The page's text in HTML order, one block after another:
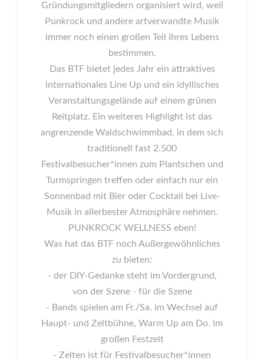
Gründungsmitgliedern organisiert wird, weil
Punkrock und andere artverwandte Musik
immer noch einen großen Teil ihres Lebens
bestimmen.
Das BTF bietet jedes Jahr ein attraktives
internationales Line Up und ein idyllisches
Veranstaltungsgelände auf einem grünen
Reitplatz. Ein weiteres Highlight ist das
angrenzende Waldschwimmbad, in dem sich
traditionell fast 2.500
Festivalbesucher*innen zum Plantschen und
Turmspringen treffen oder einfach nur ein
Sonnenbad mit Bier oder Cocktail bei Live-
Musik in allerbester Atmosphäre nehmen.
PUNKROCK WELLNESS eben!
Was hat das BTF noch Außergewöhnliches
zu bieten:
- der DIY-Gedanke steht im Vordergrund,
von der Szene - für die Szene
- Bands spielen am Fr./Sa. im Wechsel auf
Haupt- und Zeltbühne, Warm Up am Do. im
großen Festzelt
- Zelten ist für Festivalbesucher*innen